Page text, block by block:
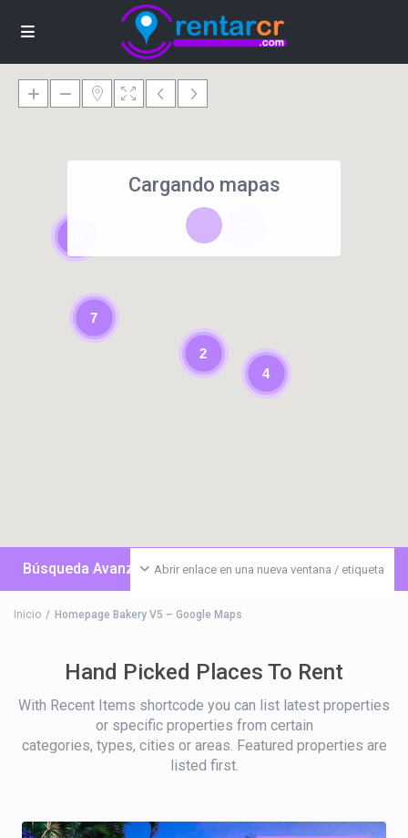
7
4
2
Cargando mapas
Abrir enlace en una nueva ventana / etiqueta
Búsqueda Avanzada
Inicio Homepage Bakery V5 – Google Maps
Hand Picked Places To Rent
With Recent Items shortcode you can list latest properties
or specific properties from certain
categories, types, cities or areas. Featured properties are
listed first.